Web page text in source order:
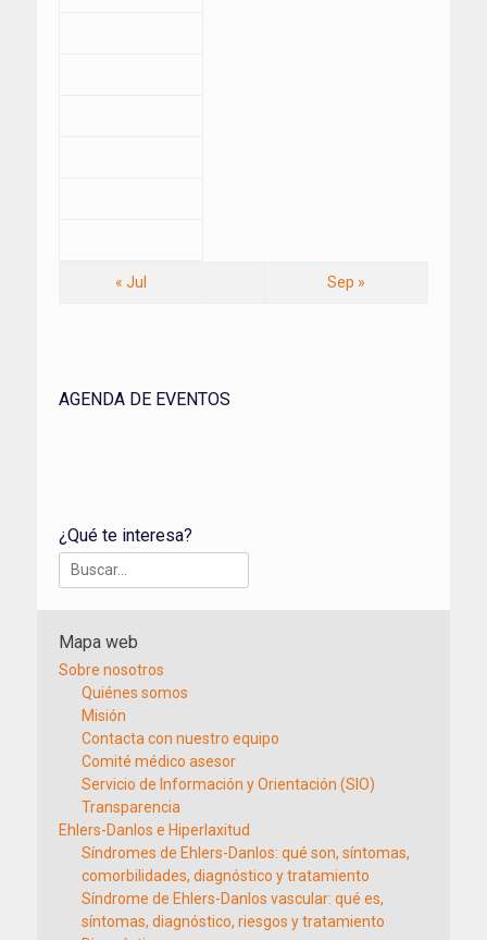
« Jul Sep »
AGENDA DE EVENTOS
¿Qué te interesa?
Buscar:
Mapa web
Sobre nosotros
Quiénes somos
Misión
Contacta con nuestro equipo
Comité médico asesor
Servicio de Información y Orientación (SIO)
Transparencia
Ehlers-Danlos e Hiperlaxitud
Síndromes de Ehlers-Danlos: qué son, síntomas,
comorbilidades, diagnóstico y tratamiento
Síndrome de Ehlers-Danlos vascular: qué es,
síntomas, diagnóstico, riesgos y tratamiento